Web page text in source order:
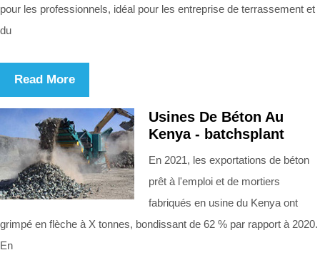
pour les professionnels, idéal pour les entreprise de terrassement et
du
Read More
Usines De Béton Au
Kenya - batchsplant
En 2021, les exportations de béton
prêt à l'emploi et de mortiers
fabriqués en usine du Kenya ont
grimpé en flèche à X tonnes, bondissant de 62 % par rapport à 2020.
En